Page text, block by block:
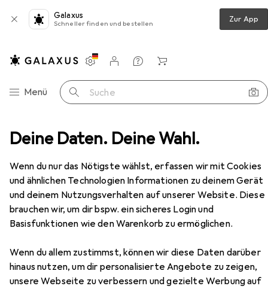
Deine Daten. Deine Wahl.
Wenn du nur das Nötigste wählst, erfassen wir mit Cookies
und ähnlichen Technologien Informationen zu deinem Gerät
und deinem Nutzungsverhalten auf unserer Website. Diese
brauchen wir, um dir bspw. ein sicheres Login und
Basisfunktionen wie den Warenkorb zu ermöglichen.
Wenn du allem zustimmst, können wir diese Daten darüber
hinaus nutzen, um dir personalisierte Angebote zu zeigen,
unsere Webseite zu verbessern und gezielte Werbung auf
Galaxus
Schneller finden und bestellen Zur App
Navigation nach Kategorien
Menü Suche
Einstellungen
Kundenkonto
Vergleichslisten
Merklisten
Warenkorb
Stanley Cutting hammer SFMEH230K
EUR
224,35
StanleyCutting hammer SFMEH230K
Netzbetrieb, Abbruchhammer, Meisselhammer
Zubehör für Stanley Cutting
hammer SFMEH230K